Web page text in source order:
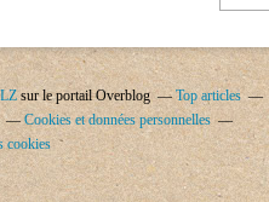
sur le portail Overblog
Top articles
Cookies et données personnelles
cookies